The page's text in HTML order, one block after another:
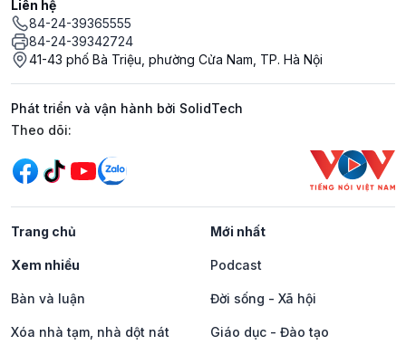
Liên hệ
84-24-39365555
84-24-39342724
41-43 phố Bà Triệu, phường Cửa Nam, TP. Hà Nội
Phát triển và vận hành bởi SolidTech
Mạng xã hội
Theo dõi:
Trang chủ Mới nhất
Xem nhiều Podcast
Bàn và luận Đời sống - Xã hội
Xóa nhà tạm, nhà dột nát Giáo dục - Đào tạo